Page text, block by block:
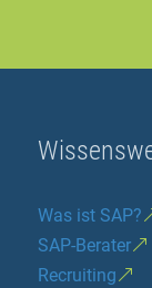
Was ist SAP?
SAP-Berater
Recruiting